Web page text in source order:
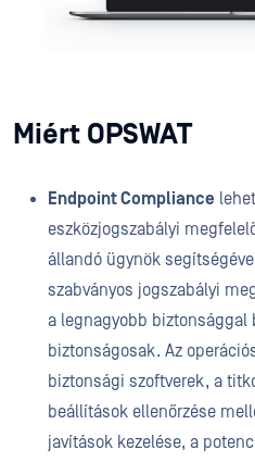
Miért OPSWAT
Endpoint Compliance
eszközjogszabályi
állandó ügynök
szabványos jogszabályi
a legnagyobb
biztonságosak. Az
biztonsági szoftverek, a
beállítások ellenőrzése
javítások kezelése, a